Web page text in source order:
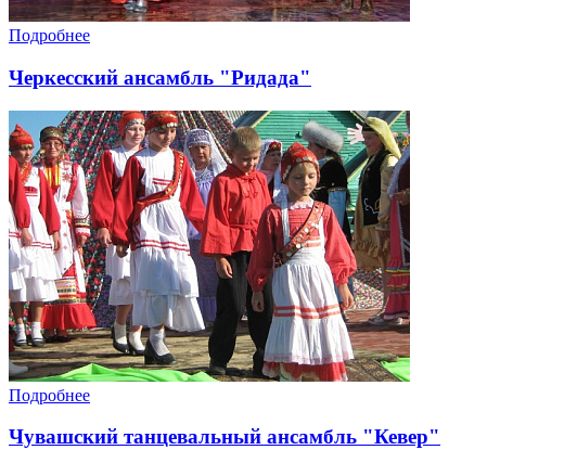
Подробнее
Черкесский ансамбль "Ридада"
Подробнее
Чувашский танцевальный ансамбль "Кевер"